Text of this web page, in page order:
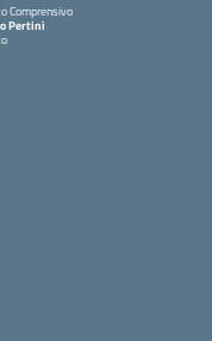
Comprensivo
Pertini